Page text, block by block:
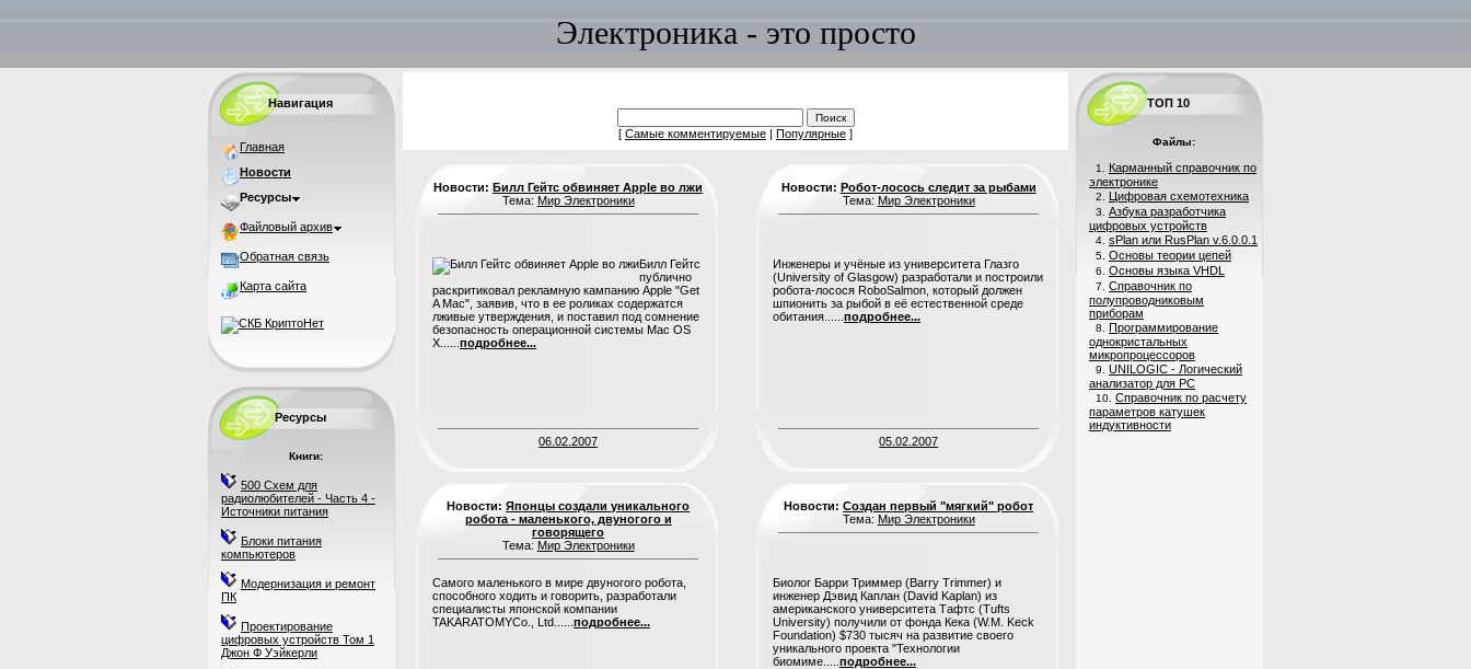
Электроника - это просто
Навигация
Главная
Новости
Ресурсы
Файловый архив
Обратная связь
Карта сайта
Ресурсы
Книги:
500 Схем для
радиолюбителей - Часть 4 -
Источники питания
Блоки питания
компьютеров
Модернизация и ремонт
ПК
Проектирование
цифровых устройств Том 1
Джон Ф Уэйкерли
[ Самые комментируемые | Популярные ]
Новости:Билл Гейтс обвиняет Apple во лжи
Тема: Мир Электроники
Билл Гейтс
публично
раскритиковал рекламную кампанию Apple "Get
A Mac", заявив, что в ее роликах содержатся
лживые утверждения, и поставил под сомнение
безопасность операционной системы Mac OS
X...... подробнее...
06.02.2007
Новости: Робот-лосось следит за рыбами
Тема: Мир Электроники
Инженеры и учёные из университета Глазго
(University of Glasgow) разработали и построили
робота-лосося RoboSalmon, который должен
шпионить за рыбой в её естественной среде
обитания...... подробнее...
05.02.2007
Новости:Японцы создали уникального
робота - маленького, двуногого и
говорящего
Тема: Мир Электроники
Самого маленького в мире двуногого робота,
способного ходить и говорить, разработали
специалисты японской компании
TAKARATOMYCo., Ltd...... подробнее...
Новости:Создан первый "мягкий" робот
Тема: Мир Электроники
Биолог Барри Триммер (Barry Trimmer) и
инженер Дэвид Каплан (David Kaplan) из
американского университета Тафтс (Tufts
University) получили от фонда Кека (W.M. Keck
Foundation) $730 тысяч на развитие своего
уникального проекта "Технологии
биомиме..... подробнее...
ТОП 10
Файлы:
1. Карманный справочник по
электронике
2. Цифровая схемотехника
3. Азбука разработчика
цифровых устройств
4. sPlan или RusPlan v.6.0.0.1
5. Основы теории цепей
6. Основы языка VHDL
7. Справочник по
полупроводниковым
приборам
8. Программирование
однокристальных
микропроцессоров
9. UNILOGIC - Логический
анализатор для PC
10. Справочник по расчету
параметров катушек
индуктивности